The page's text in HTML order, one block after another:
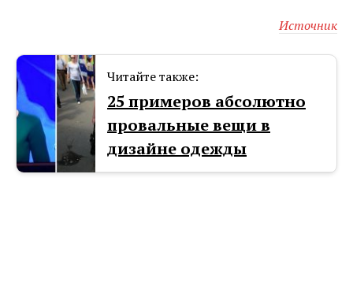
Источник
Читайте также:
25 примеров абсолютно
провальные вещи в
дизайне одежды